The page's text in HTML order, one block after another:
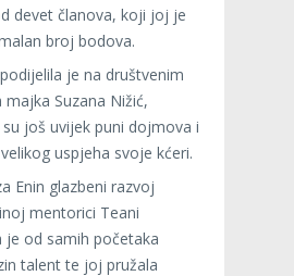
devet članova, koji joj je
broj bodova.
je na društvenim
Suzana Nižić,
još uvijek puni dojmova i
uspjeha svoje kćeri.
Enin glazbeni razvoj
mentorici Teani
je od samih početaka
talent te joj pružala